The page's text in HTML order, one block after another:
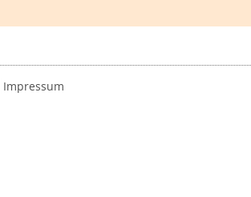
Impressum